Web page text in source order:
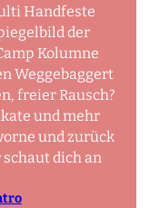
Handfeste
der
Kolumne
Weggebaggert
freier Rausch?
und mehr
und zurück
dich an